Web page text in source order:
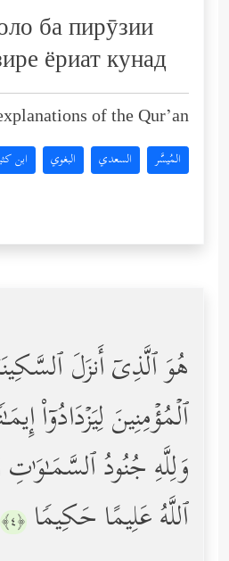
ба пирӯзии
ёриат кунад
of the Qur’an:
المُيسَّر السعدي البغوي ابن
هُوَ ٱلَّذِیۤ أَنزَلَ
ٱلۡمُؤۡمِنِینَ لِیَزۡدَادُوۤاْ
وَلِلَّهِ جُنُودُ ٱلسَّمَـٰوَ
ٱللَّهُ عَلِیمًا حَكِیمࣰا ﴿٤﴾